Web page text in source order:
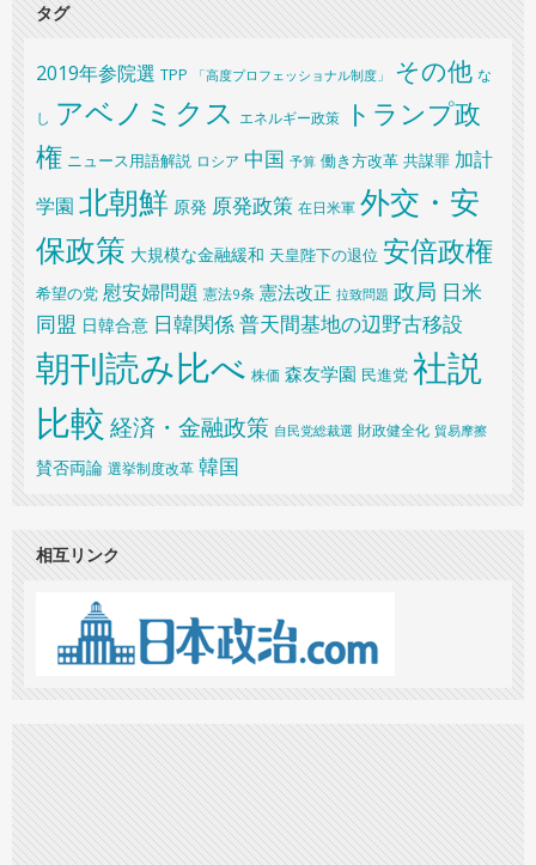
タグ
2019年参院選 TPP 「高度プロフェッショナル制度」 その他 な
し アベノミクス エネルギー政策
トランプ政
権 ニュース用語解説 ロシア 中国 予算 働き方改革 共謀罪 加計
学園 北朝鮮 原発 原発政策 在日米軍 外交・安
保政策 大規模な金融緩和 天皇陛下の退位 安倍政権
希望の党 慰安婦問題 憲法9条 憲法改正 拉致問題 政局 日米
同盟 日韓合意 日韓関係普天間基地の辺野古移設
朝刊読み比べ 株価 森友学園 民進党 社説
比較 経済・金融政策 自民党総裁選 財政健全化 貿易摩擦
賛否両論 選挙制度改革 韓国
相互リンク